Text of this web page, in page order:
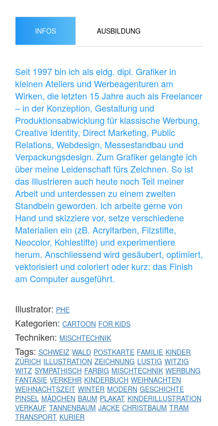
INFOS AUSBILDUNG
Seit 1997 bin ich als eidg. dipl. Grafiker in
kleinen Ateliers und Werbeagenturen am
Wirken, die letzten 15 Jahre auch als Freelancer
– in der Konzeption, Gestaltung und
Produktionsabwicklung für klassische Werbung,
Creative Identity, Direct Marketing, Public
Relations, Webdesign, Messestandbau und
Verpackungsdesign. Zum Grafiker gelangte ich
über meine Leidenschaft fürs Zeichnen. So ist
das Illustrieren auch heute noch Teil meiner
Arbeit und unterdessen zu einem zweiten
Standbein geworden. Ich arbeite gerne von
Hand und skizziere vor, setze verschiedene
Materialien ein (zB. Acrylfarben, Filzstifte,
Neocolor, Kohlestifte) und experimentiere
herum. Anschliessend wird gesäubert, optimiert,
vektorisiert und coloriert oder kurz: das Finish
am Computer ausgeführt.
Illustrator: PHE
Kategorien: CARTOON FOR KIDS
Techniken: MISCHTECHNIK
Tags: SCHWEIZ WALD POSTKARTE FAMILIE KINDER
ZÜRICH ILLUSTRATION ZEICHNUNG LUSTIG WITZIG
WITZ SYMPATHISCH FARBIG MISCHTECHNIK WERBUNG
FANTASIE VERKEHR KINDERBUCH WEIHNACHTEN
WEIHNACHTSZEIT WINTER MODERN GESCHICHTE
PINSEL MÄDCHEN BAUM PLAKAT KINDERILLUSTRATION
VERKAUF TANNENBAUM JACKE CHRISTBAUM TRAM
TRANSPORT KURIER